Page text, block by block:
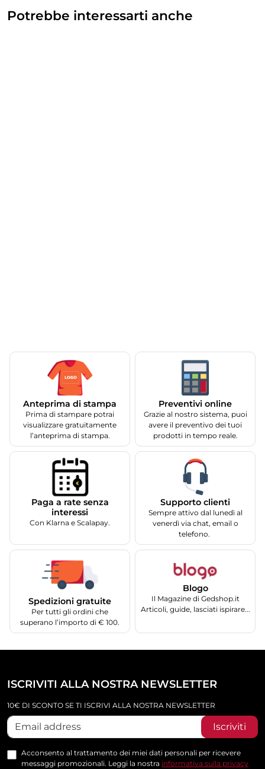
Potrebbe interessarti anche
Anteprima di stampa
Prima di stampare potrai
visualizzare gratuitamente
l’anteprima di stampa.
Preventivi online
Grazie al nostro sistema, puoi
avere il preventivo dei tuoi
prodotti in tempo reale.
Paga a rate senza
interessi
Con Klarna e Scalapay.
Supporto clienti
Sempre attivo dal lunedì al
venerdì via chat, email o
telefono.
Spedizioni gratuite
Per tutti gli ordini che
superano l’importo di € 100.
Blogo
Il Magazine di Gedshop.it
Articoli, guide, lasciati ispirare...
ISCRIVITI ALLA NOSTRA NEWSLETTER
10€ DI SCONTO SE TI ISCRIVI ALLA NOSTRA NEWSLETTER
Iscriviti
Acconsento al trattamento dei miei dati personali per ricevere
messaggi promozionali. Leggi la nostra informativa sulla privacy